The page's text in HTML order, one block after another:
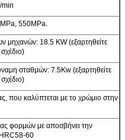
min
550MPa.
μηχανών: 18.5 KW (εξαρτηθείτε
σταθμών: 7.5Kw (εξαρτηθείτε
που καλύπτεται με το χρώμιο στην
φορμών με αποσβήνει την
60